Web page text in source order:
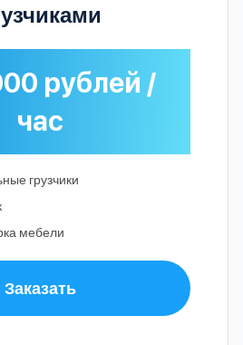
рублей /
час
грузчики
мебели
Заказать